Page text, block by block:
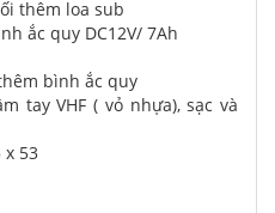
thêm loa sub
ắc quy DC12V/ 7Ah
bình ắc quy
tay VHF ( vỏ nhựa), sạc và
x 53